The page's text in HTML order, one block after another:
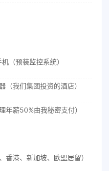
（预装监控系统）
（我们集团投资的酒店）
年薪50%由我秘密支付）
香港、新加坡、欧盟居留）